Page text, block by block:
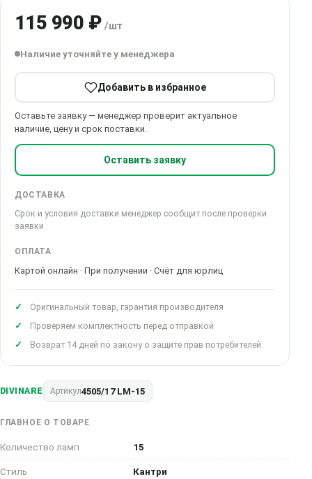
DIVINARE Артикул4505/17 LM-15
ГЛАВНОЕ О ТОВАРЕ
Количество ламп 15
Стиль Кантри
115 990 ₽ /шт
Наличие уточняйте у менеджера
Добавить в избранное
Оставьте заявку — менеджер проверит актуальное
наличие, цену и срок поставки.
Оставить заявку
ДОСТАВКА
Срок и условия доставки менеджер сообщит после проверки
заявки.
ОПЛАТА
Картой онлайн · При получении · Счёт для юрлиц
Оригинальный товар, гарантия производителя
Проверяем комплектность перед отправкой
Возврат 14 дней по закону о защите прав потребителей